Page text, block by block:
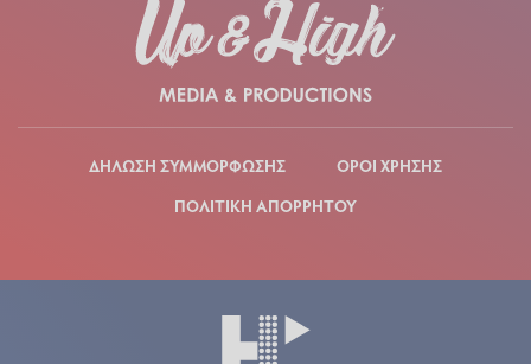
ΔΗΛΩΣΗ ΣΥΜΜΟΡΦΩΣΗΣ
ΟΡΟΙ ΧΡΗΣΗΣ
ΠΟΛΙΤΙΚΗ ΑΠΟΡΡΗΤΟΥ